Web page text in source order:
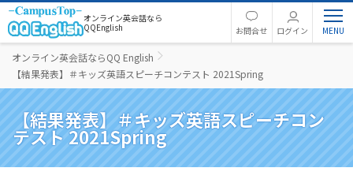
オンライン英会話なら
QQEnglish
お問合せ ログイン
オンライン英会話ならQQ English
【結果発表】＃キッズ英語スピーチコンテスト 2021Spring
【結果発表】＃キッズ英語スピーチコン
テスト 2021Spring